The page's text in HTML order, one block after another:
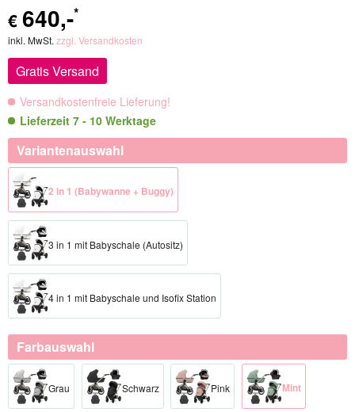
€ 640,-*
inkl. MwSt. zzgl. Versandkosten
Gratis Versand
Versandkostenfreie Lieferung!
Lieferzeit 7 - 10 Werktage
Variantenauswahl
2 in 1 (Babywanne + Buggy)
3 in 1 mit Babyschale (Autositz)
4 in 1 mit Babyschale und Isofix Station
Farbauswahl
Grau Schwarz Pink Mint